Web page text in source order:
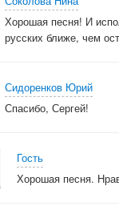
Хорошая песня! И
русских ближе, чем
Сидоренков Юрий
Спасибо, Сергей!
Гость
Хорошая песня.